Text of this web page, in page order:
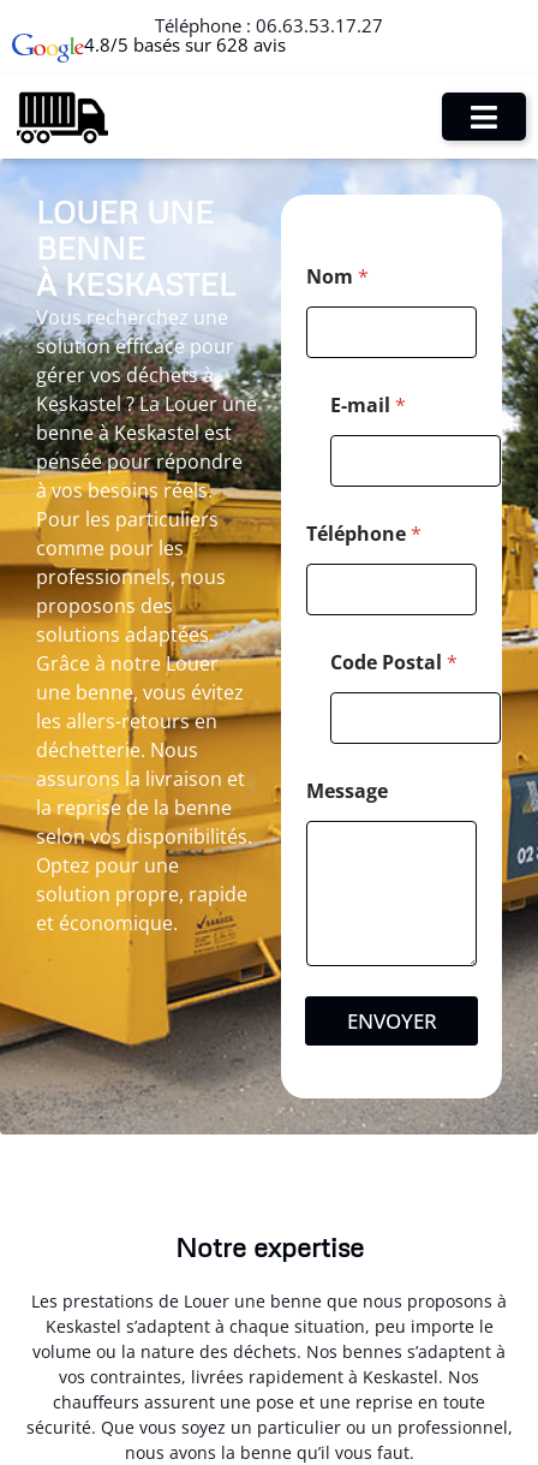
Téléphone : 06.63.53.17.27
4.8/5 basés sur 628 avis
LOUER UNE
BENNE
À KESKASTEL
Vous recherchez une
solution efficace pour
gérer vos déchets à
Keskastel ? La Louer une
benne à Keskastel est
pensée pour répondre
à vos besoins réels.
Pour les particuliers
comme pour les
professionnels, nous
proposons des
solutions adaptées.
Grâce à notre Louer
une benne, vous évitez
les allers-retours en
déchetterie. Nous
assurons la livraison et
la reprise de la benne
selon vos disponibilités.
Optez pour une
solution propre, rapide
et économique.
Nom *
E-mail *
é
p
h
o
n
e
N
o
m
*
Téléphone*
Code Postal *
Message
ENVOYER
Notre expertise
Les prestations de Louer une benne que nous proposons à
Keskastel s’adaptent à chaque situation, peu importe le
volume ou la nature des déchets. Nos bennes s’adaptent à
vos contraintes, livrées rapidement à Keskastel. Nos
chauffeurs assurent une pose et une reprise en toute
sécurité. Que vous soyez un particulier ou un professionnel,
nous avons la benne qu’il vous faut.